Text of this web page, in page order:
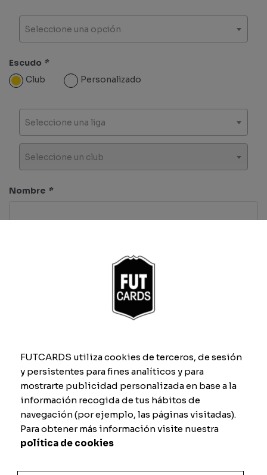
Seleccione una opción
Escudo *
Club
Personalizado
Seleccione una liga
Seleccione un club
Nombre *
FUTCARDS utiliza cookies de terceros, de sesión
y persistentes para fines analíticos y para
mostrarte publicidad personalizada en base a la
información recogida de tus hábitos de
navegación (por ejemplo, las páginas visitadas).
Para obtener más información visite nuestra
política de cookies